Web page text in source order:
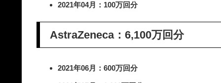
2021年04月：100万回分
AstraZeneca：6,100万回分
2021年06月：600万回分